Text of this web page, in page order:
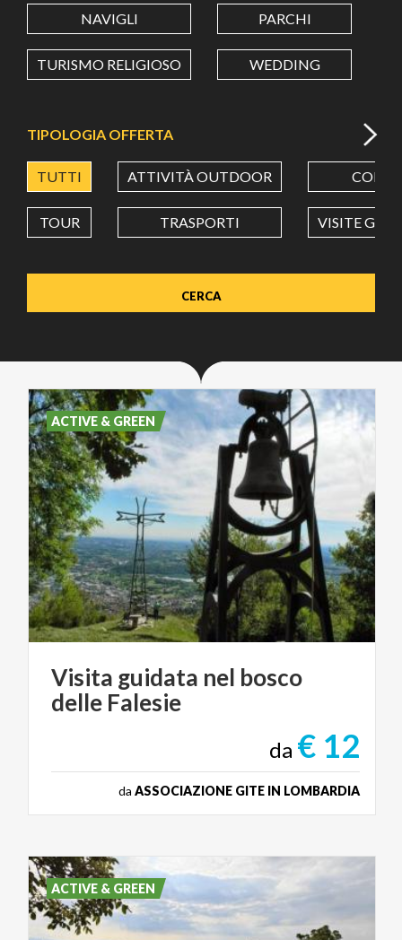
LONGITUDINE
Value in decimal degrees. Use dot (.) as decimal separator.
NAVIGLI PARCHI
TURISMO RELIGIOSO WEDDING
TIPOLOGIA OFFERTA
TUTTI ATTIVITÀ OUTDOOR CORSI
TOUR TRASPORTI VISITE
Visita guidata nel bosco
delle Falesie
da € 12
da ASSOCIAZIONE GITE IN LOMBARDIA
ACTIVE & GREEN
ACTIVE & GREEN